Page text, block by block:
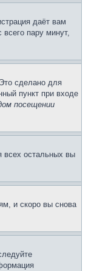
даёт вам
пару минут,
сделано для
пункт при входе
посещении
всех остальных вы
и скоро вы снова